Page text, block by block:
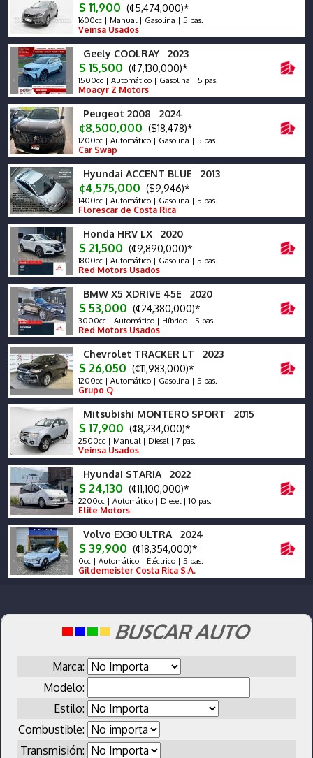
$ 11,900 (¢5,474,000)*
1600cc | Manual | Gasolina | 5 pas.
Veinsa Usados
Geely COOLRAY 2023
$ 15,500 (¢7,130,000)*
1500cc | Automático | Gasolina | 5 pas.
Moacyr Z Motors
Peugeot 2008 2024
¢8,500,000 ($18,478)*
1200cc | Automático | Gasolina | 5 pas.
Car Swap
Hyundai ACCENT BLUE 2013
¢4,575,000 ($9,946)*
1400cc | Automático | Gasolina | 5 pas.
Florescar de Costa Rica
Honda HRV LX 2020
$ 21,500 (¢9,890,000)*
1800cc | Automático | Gasolina | 5 pas.
Red Motors Usados
BMW X5 XDRIVE 45E 2020
$ 53,000 (¢24,380,000)*
3000cc | Automático | Híbrido | 5 pas.
Red Motors Usados
Chevrolet TRACKER LT 2023
$ 26,050 (¢11,983,000)*
1200cc | Automático | Gasolina | 5 pas.
Grupo Q
Mitsubishi MONTERO SPORT 2015
$ 17,900 (¢8,234,000)*
2500cc | Manual | Diesel | 7 pas.
Veinsa Usados
Hyundai STARIA 2022
$ 24,130 (¢11,100,000)*
2200cc | Automático | Diesel | 10 pas.
Elite Motors
Volvo EX30 ULTRA 2024
$ 39,900 (¢18,354,000)*
0cc | Automático | Eléctrico | 5 pas.
Gildemeister Costa Rica S.A.
Marca:
Modelo:
Estilo:
Combustible:
Transmisión: